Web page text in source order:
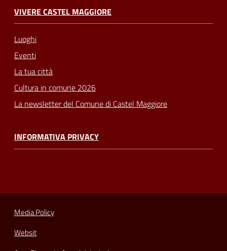
VIVERE CASTEL MAGGIORE
Luoghi
Eventi
La tua città
Cultura in comune 2026
La newsletter del Comune di Castel Maggiore
INFORMATIVA PRIVACY
Media Policy
Websit